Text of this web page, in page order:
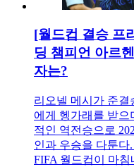
[월드컵 결승 프
딩 챔피언 아르
자는?
리오넬 메시가 준결
에게 헹가래를 받으
적인 역전승으로
인과 우승을 다툰다
FIFA 월드컵이 마